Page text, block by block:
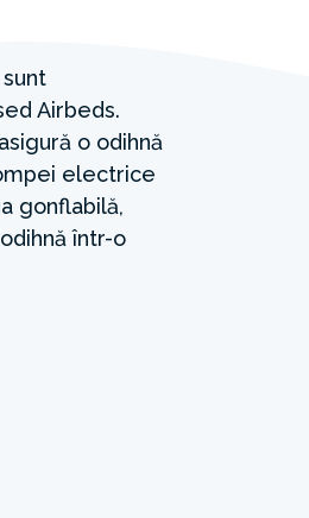
Airbeds.
o odihnă
electrice
gonflabilă,
într-o